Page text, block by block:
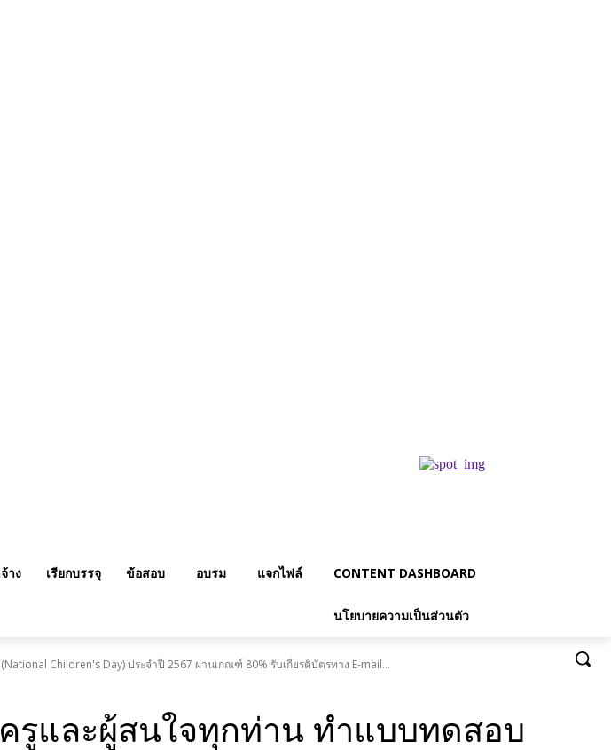
าง เรียกบรรจุ ข้อสอบ อบรม แจกไฟล์ CONTENT DASHBOARD
นโยบายความเป็นส่วนตัว
Children's Day) ประจำปี 2567 ผ่านเกณฑ์ 80% รับเกียรติบัตรทาง E-mail...
และผู้สนใจทุกท่าน ทำแบบทดสอบ